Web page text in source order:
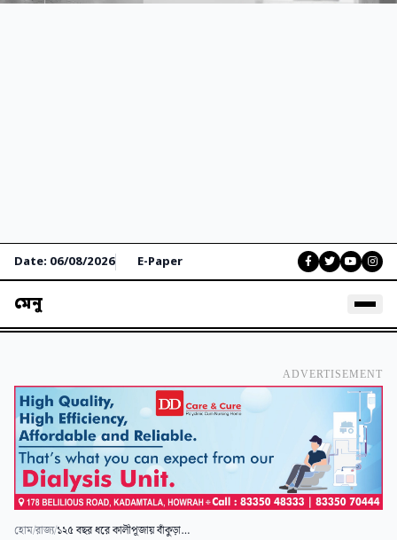
Date: 06/08/2026 E-Paper
মেনু
ADVERTISEMENT
হোম/রাজ্য/ ১২৫ বছর ধরে কালীপূজায় বাঁকুড়ার সাঁতরা পরিবারে দেবীর আসনে পূজিতা হন বড়ো বৌমা